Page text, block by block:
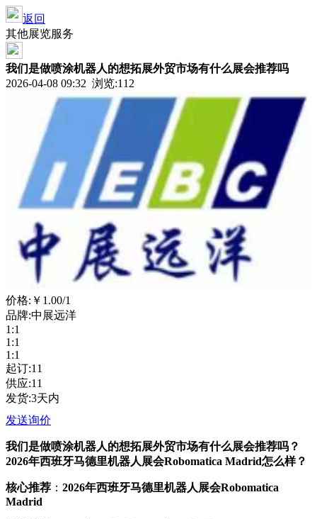
返回
其他展览服务
我们是做喷涂机器人的想拓展外贸市场有什么展会推荐吗
2026-04-08 09:32 浏览:112
价格: ￥1.00/1
品牌:中展远洋
1:1
1:1
1:1
起订:11
供应:11
发货:3天内
发送询价
我们是做喷涂机器人的想拓展外贸市场有什么展会推荐吗 ？
2026年西班牙马德里机器人展会Robomatica Madrid怎么样？
核心推荐 ： 2026年西班牙马德里机器人展会Robomatica
Madrid